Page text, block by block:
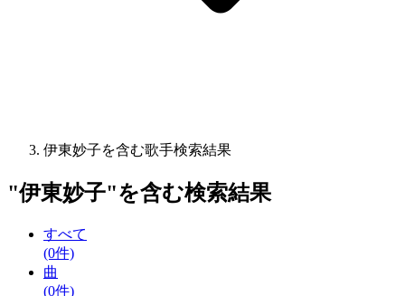
伊東妙子を含む歌手検索結果
"伊東妙子"を含む検索結果
すべて
(0件)
曲
(0件)